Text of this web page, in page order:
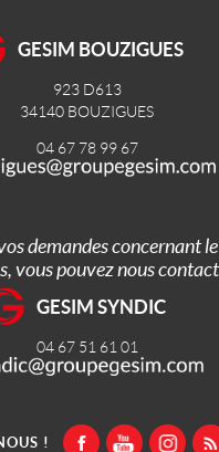
GESIM BOUZIGUES
923 D613
34140 BOUZIGUES
04 67 78 99 67
demandes concernant
vous pouvez nous
GESIM SYNDIC
04 67 51 61 01
!